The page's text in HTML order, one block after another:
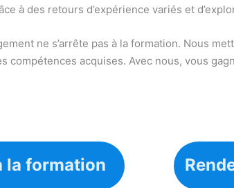
à des retours d’expérience variés et
ne s’arrête pas à la formation. Nous
compétences acquises. Avec nous, vous
la formation